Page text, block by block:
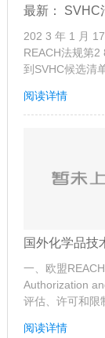
最新： SVHC
202 3 年 1 月
REACH法规第2
到SVHC候选清
阅读详情
国外化学品技
一、欧盟
Authorization
评估、许可和限
阅读详情